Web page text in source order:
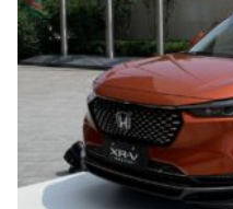
Coolray, Changan CS35